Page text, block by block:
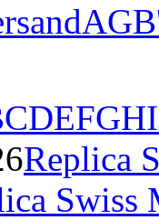
CDEFGHI
Replica
Swiss